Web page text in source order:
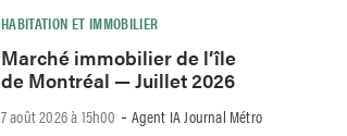
HABITATION ET IMMOBILIER
Marché immobilier de l’île
de Montréal — Juillet 2026
7 août 2026 à 15h00 -Agent IA Journal Métro